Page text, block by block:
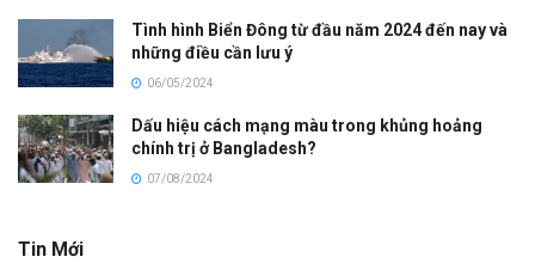
Tình hình Biển Đông từ đầu năm 2024 đến nay và
những điều cần lưu ý
06/05/2024
Dấu hiệu cách mạng màu trong khủng hoảng
chính trị ở Bangladesh?
07/08/2024
Tin Mới